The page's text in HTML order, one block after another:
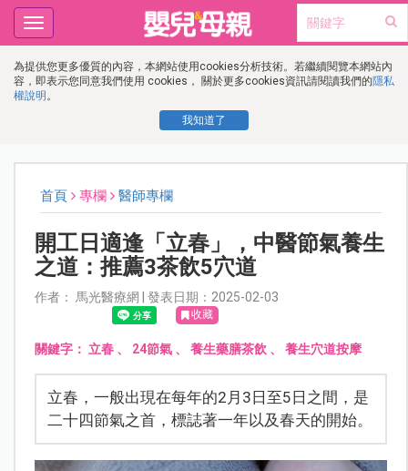
為提供您更多優質的內容，本網站使用cookies分析技術。若繼續閱覽本網站內
容，即表示您同意我們使用 cookies， 關於更多cookies資訊請閱讀我們的隱私
權說明 。
我知道了
Toggle
navigation
首頁 專欄 醫師專欄
開工日適逢「立春」，中醫節氣養生
之道：推薦3茶飲5穴道
作者： 馬光醫療網 | 發表日期：2025-02-03
收藏
關鍵字： 立春、 24節氣、 養生藥膳茶飲、 養生穴道按摩
立春，一般出現在每年的2月3日至5日之間，是
二十四節氣之首，標誌著一年以及春天的開始。